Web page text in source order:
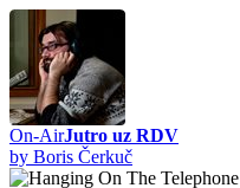
On-AirJutro uz RDV
by Boris Čerkuč